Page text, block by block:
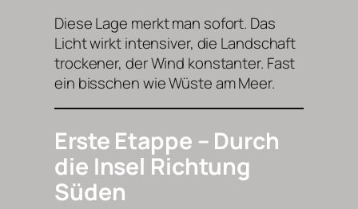
Diese Lage merkt man sofort. Das
Licht wirkt intensiver, die Landschaft
trockener, der Wind konstanter. Fast
ein bisschen wie Wüste am Meer.
Erste Etappe – Durch
die Insel Richtung
Süden